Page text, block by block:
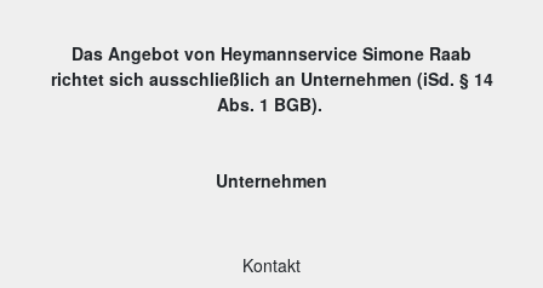
Das Angebot von Heymannservice Simone Raab
richtet sich ausschließlich an Unternehmen (iSd. § 14
Abs. 1 BGB).
Unternehmen
Kontakt